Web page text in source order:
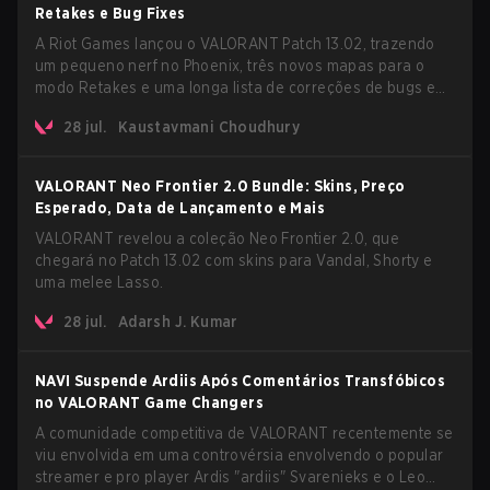
Retakes e Bug Fixes
A Riot Games lançou o VALORANT Patch 13.02, trazendo
um pequeno nerf no Phoenix, três novos mapas para o
modo Retakes e uma longa lista de correções de bugs em
atraso no modo AROS: Replication tão esperado.
28 jul. Kaustavmani Choudhury
VALORANT Neo Frontier 2.0 Bundle: Skins, Preço
Esperado, Data de Lançamento e Mais
VALORANT revelou a coleção Neo Frontier 2.0, que
chegará no Patch 13.02 com skins para Vandal, Shorty e
uma melee Lasso.
28 jul. Adarsh J. Kumar
NAVI Suspende Ardiis Após Comentários Transfóbicos
no VALORANT Game Changers
A comunidade competitiva de VALORANT recentemente se
viu envolvida em uma controvérsia envolvendo o popular
streamer e pro player Ardis "ardiis" Svarenieks e o Leo